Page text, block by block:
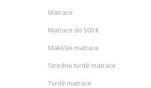
Matrace
Matrace do 500 €
Mäkkšie matrace
Stredne tvrdé matrace
Tvrdé matrace